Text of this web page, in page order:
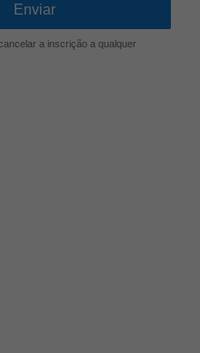
a inscrição a qualquer